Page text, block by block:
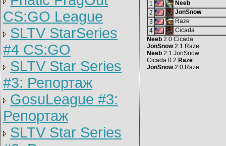
CS:GO League
SLTV StarSeries
#4 CS:GO
SLTV Star Series
#3: Репортаж
GosuLeague #3:
Репортаж
SLTV Star Series
1
Neeb
2
JonSnow
3
Raze
4
Cicada
Neeb 2:0 Cicada
JonSnow2:1 Raze
Neeb 2:1 JonSnow
Cicada 0:2 Raze
JonSnow2:0 Raze